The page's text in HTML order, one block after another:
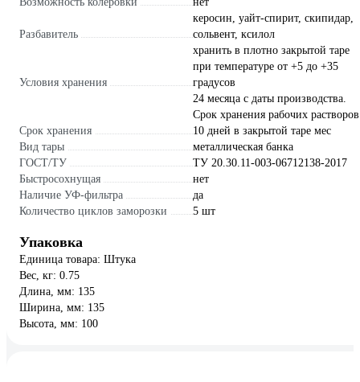
Разбавитель
керосин, уайт-спирит, скипидар,
сольвент, ксилол
Условия хранения
хранить в плотно закрытой таре
при температуре от +5 до +35
градусов
Срок хранения
24 месяца с даты производства.
Срок хранения рабочих растворов
10 дней в закрытой таре мес
Вид тары
металлическая банка
ГОСТ/ТУ
ТУ 20.30.11-003-06712138-2017
Быстросохнущая
нет
Наличие УФ-фильтра
да
Количество циклов заморозки
5 шт
Упаковка
Единица товара: Штука
Вес, кг: 0.75
Длина, мм: 135
Ширина, мм: 135
Высота, мм: 100